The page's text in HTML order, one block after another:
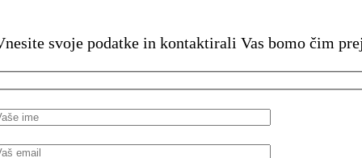
svoje podatke in kontaktirali Vas bomo čim